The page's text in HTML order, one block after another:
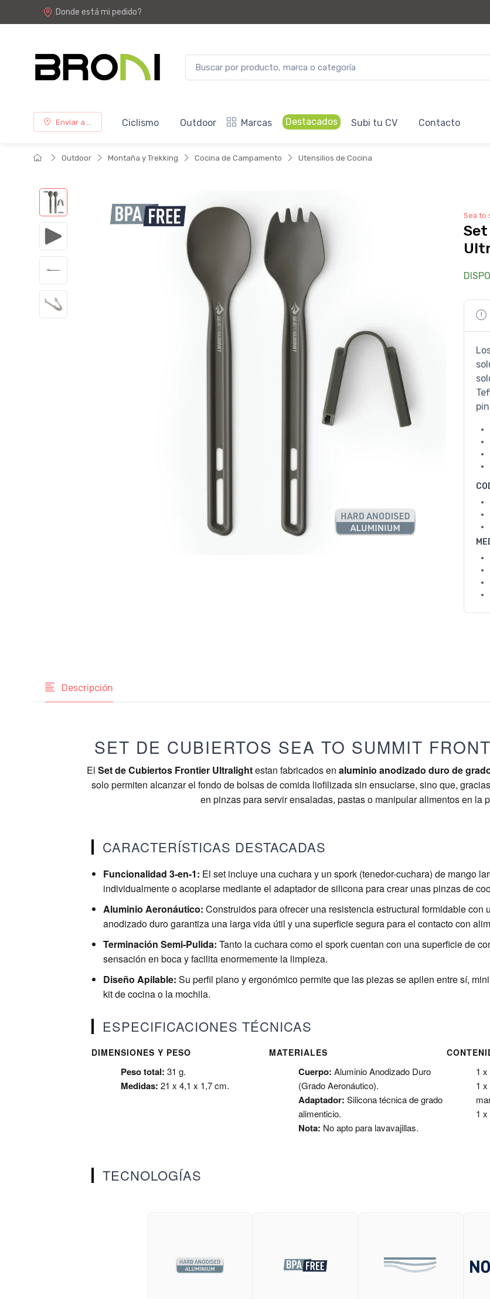
Donde está mi pedido?
Enviar a ... Ciclismo Outdoor Marcas Destacados Subi tu CV Contacto
Outdoor Montaña y Trekking Cocina de Campamento Utensilios de Cocina
Sea to
Descripción
SET DE CUBIERTOS SEA TO SUMMIT
El Set de Cubiertos Frontier Ultralightestan fabricados en aluminio anodizado duro de
solo permiten alcanzar el fondo de bolsas de comida liofilizada sin ensuciarse, sino que,
en pinzas para servir ensaladas, pastas o manipular alimentos en la
CARACTERÍSTICAS DESTACADAS
Funcionalidad 3-en-1: El set incluye una cuchara y un spork (tenedor-cuchara) de mango
individualmente o acoplarse mediante el adaptador de silicona para crear unas pinzas de
Aluminio Aeronáutico: Construidos para ofrecer una resistencia estructural formidable con
anodizado duro garantiza una larga vida útil y una superficie segura para el contacto con
Terminación Semi-Pulida: Tanto la cuchara como el spork cuentan con una superficie de
sensación en boca y facilita enormemente la limpieza.
Diseño Apilable: Su perfil plano y ergonómico permite que las piezas se apilen entre sí,
kit de cocina o la mochila.
ESPECIFICACIONES TÉCNICAS
DIMENSIONES Y PESO
Peso total: 31 g.
Medidas: 21 x 4,1 x 1,7 cm.
MATERIALES
Cuerpo: Aluminio Anodizado Duro
(Grado Aeronáutico).
Adaptador: Silicona técnica de grado
alimenticio.
Nota: No apto para lavavajillas.
1
1
1
TECNOLOGÍAS